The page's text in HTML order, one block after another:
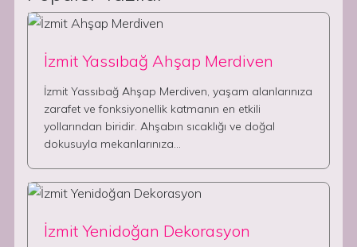
İzmit Yassıbağ Ahşap Merdiven
İzmit Yassıbağ Ahşap Merdiven, yaşam alanlarınıza
zarafet ve fonksiyonellik katmanın en etkili
yollarından biridir. Ahşabın sıcaklığı ve doğal
dokusuyla mekanlarınıza…
İzmit Yenidoğan Dekorasyon